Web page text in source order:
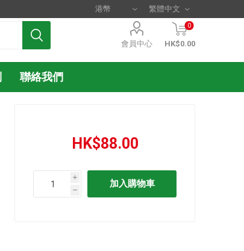
會員中心
0
HK$0.00
聯絡我們
HK$88.00
i
h